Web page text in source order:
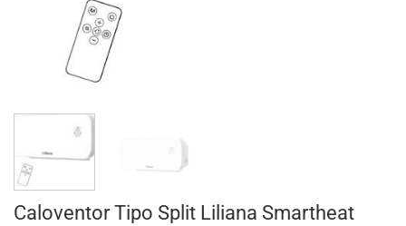
Caloventor Tipo Split Liliana Smartheat